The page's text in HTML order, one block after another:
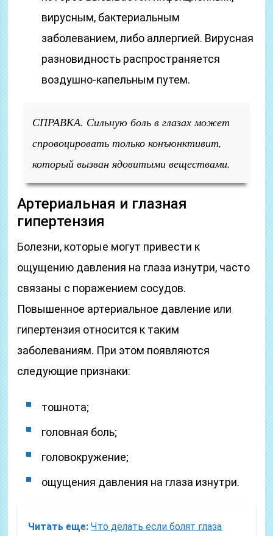
вирусным, бактериальным
заболеванием, либо аллергией. Вирусная
разновидность распространяется
воздушно-капельным путем.
СПРАВКА. Сильную боль в глазах может
спровоцировать только конъюнктивит,
который вызван ядовитыми веществами.
Артериальная и глазная
гипертензия
Болезни, которые могут привести к
ощущению давления на глаза изнутри, часто
связаны с поражением сосудов.
Повышенное артериальное давление или
гипертензия относится к таким
заболеваниям. При этом появляются
следующие признаки:
тошнота;
головная боль;
головокружение;
ощущения давления на глаза изнутри.
Читать еще: Что делать если болят глаза